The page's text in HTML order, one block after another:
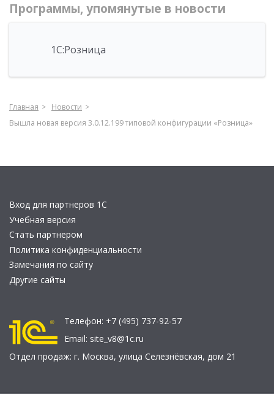
Программы, упомянутые в новости
1С:Розница
Главная
Новости
Вышла новая версия 3.0.12.199 типовой конфигурации «Розница»
Вход для партнеров 1С
Учебная версия
Стать партнером
Политика конфиденциальности
Замечания по сайту
Другие сайты
Телефон: +7 (495) 737-92-57
Email: site_v8@1c.ru
Отдел продаж: г. Москва, улица Селезнёвская, дом 21